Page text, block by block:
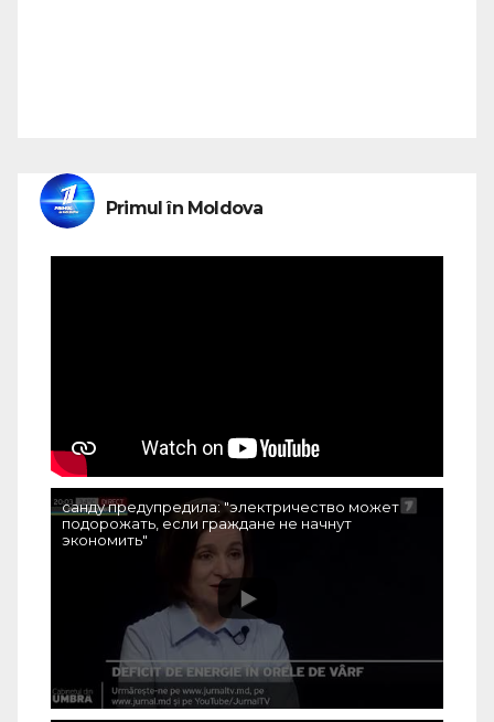
Primul în Moldova
санду предупредила: "электричество может
подорожать, если граждане не начнут
экономить"